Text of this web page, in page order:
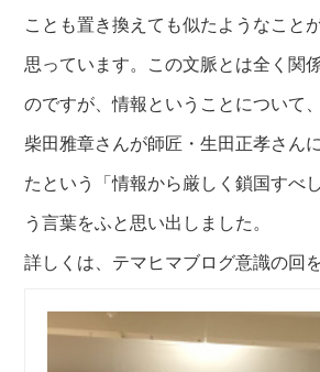
ことも置き換えても似たようなこと
思っています。この文脈とは全く関
のですが、情報ということについて、
柴田雅章さんが師匠・生田正孝さん
たという 「情報から厳しく鎖国すべ
う言葉をふと思い出しました。
詳しくは、テマヒマブログ意識の回